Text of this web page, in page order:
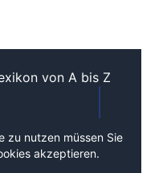
von A bis Z
zu nutzen müssen Sie
akzeptieren.